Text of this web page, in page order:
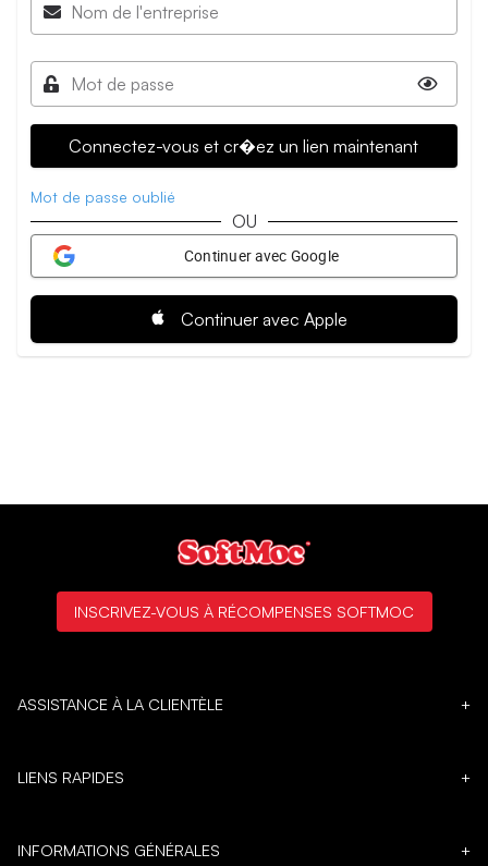
Connectez-vous et cr�ez un lien maintenant
Mot de passe oublié
OU
Continuer avec Google
Continuer avec Apple
ASSISTANCE À LA CLIENTÈLE +
LIENS RAPIDES +
INFORMATIONS GÉNÉRALES +
INSCRIVEZ-VOUS À RÉCOMPENSES SOFTMOC